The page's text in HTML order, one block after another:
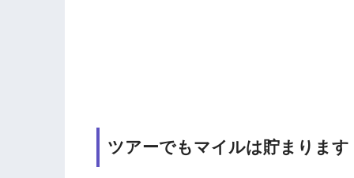
ツアーでもマイルは貯まります